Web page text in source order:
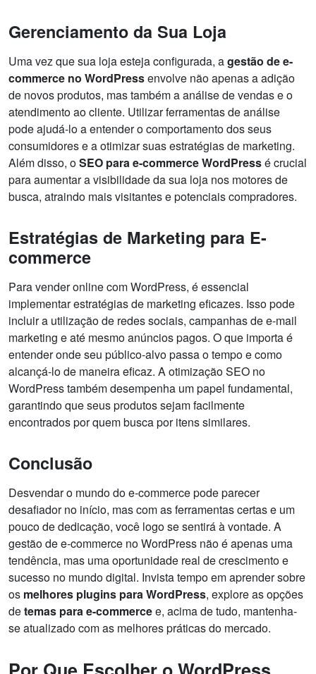
Gerenciamento da Sua Loja
Uma vez que sua loja esteja configurada, agestão de e-
commerce no WordPressenvolve não apenas a adição
de novos produtos, mas também a análise de vendas e o
atendimento ao cliente. Utilizar ferramentas de análise
pode ajudá-lo a entender o comportamento dos seus
consumidores e a otimizar suas estratégias de marketing.
Além disso, oSEO para e-commerce WordPressé crucial
para aumentar a visibilidade da sua loja nos motores de
busca, atraindo mais visitantes e potenciais compradores.
Estratégias de Marketing para E-
commerce
Para vender online com WordPress, é essencial
implementar estratégias de marketing eficazes. Isso pode
incluir a utilização de redes sociais, campanhas de e-mail
marketing e até mesmo anúncios pagos. O que importa é
entender onde seu público-alvo passa o tempo e como
alcançá-lo de maneira eficaz. A otimização SEO no
WordPress também desempenha um papel fundamental,
garantindo que seus produtos sejam facilmente
encontrados por quem busca por itens similares.
Conclusão
Desvendar o mundo do e-commerce pode parecer
desafiador no início, mas com as ferramentas certas e um
pouco de dedicação, você logo se sentirá à vontade. A
gestão de e-commerce no WordPress não é apenas uma
tendência, mas uma oportunidade real de crescimento e
sucesso no mundo digital. Invista tempo em aprender sobre
os melhores plugins para WordPress, explore as opções
detemas para e-commercee, acima de tudo, mantenha-
se atualizado com as melhores práticas do mercado.